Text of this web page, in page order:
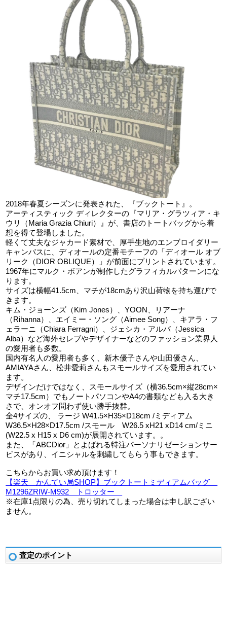
2018年春夏シーズンに発表された、『ブックトート』。
アーティスティック ディレクターの『マリア・グラツィア・キ
ウリ（Maria Grazia Chiuri）』が、書店のトートバッグから着
想を得て登場しました。
軽くて丈夫なジャカード素材で、厚手生地のエンブロイダリー
キャンバスに、ディオールの定番モチーフの「ディオール オブ
リーク（DIOR OBLIQUE）」が前面にプリントされています。
1967年にマルク・ボアンが制作したグラフィカルパターンにな
ります。
サイズは横幅41.5cm、マチが18cmあり沢山荷物を持ち運びで
きます。
キム・ジョーンズ（Kim Jones）、YOON、リアーナ
（Rihanna）、エイミー・ソング（Aimee Song）、キアラ・フ
ェラーニ（Chiara Ferragni）、ジェシカ・アルバ（Jessica
Alba）など海外セレブやデザイナーなどのファッション業界人
の愛用者も多数。
国内有名人の愛用者も多く、新木優子さんや山田優さん、
AMIAYAさん、松井愛莉さんもスモールサイズを愛用されてい
ます。
デザインだけではなく、スモールサイズ（横36.5cm×縦28cm×
マチ17.5cm）でもノートパソコンやA4の書類なども入る大き
さで、オンオフ問わず使い勝手抜群。
全4サイズの、 ラージ W41.5×H35×D18cm /ミディアム
W36.5×H28×D17.5cm /スモール W26.5 xH21 xD14 cm/ミニ
(W22.5 x H15 x D6 cm)が展開されています。。
また、「ABCDior」とよばれる特注パーソナリゼーションサー
ビスがあり、イニシャルを刺繍してもらう事もできます。
こちらからお買い求め頂けます！
【楽天 かんてい局SHOP】ブックトートミディアムバッグ
M1296ZRIW-M932 トロッター
※在庫1点限りの為、売り切れてしまった場合は申し訳ござい
ません。
査定のポイント